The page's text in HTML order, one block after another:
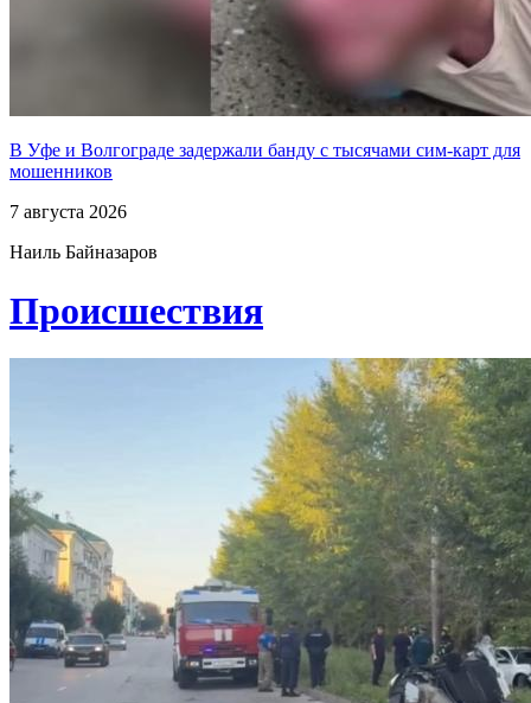
В Уфе и Волгограде задержали банду с тысячами сим-карт для
мошенников
7 августа 2026
Наиль Байназаров
Проиcшествия